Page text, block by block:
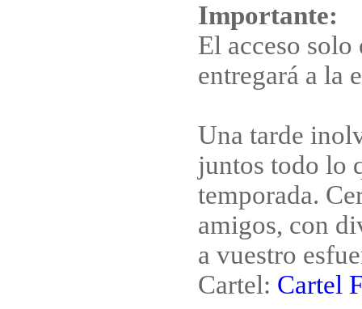
Importante:
El acceso solo
entregará a la
Una tarde
juntos todo lo
temporada.
amigos, con
a vuestro
Cartel: Cartel